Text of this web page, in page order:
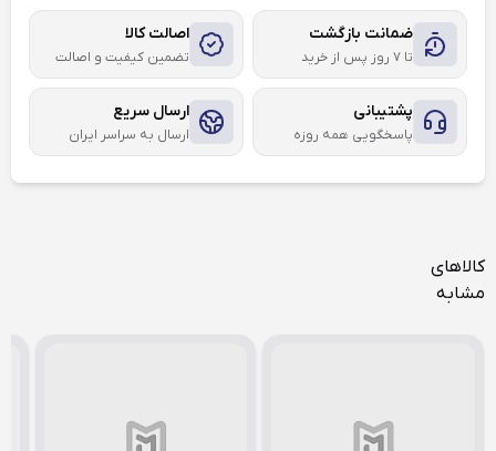
ضمانت بازگشت
تا ۷ روز پس از خرید
اصالت کالا
تضمین کیفیت و اصالت
پشتیبانی
پاسخگویی همه روزه
ارسال سریع
ارسال به سراسر ایران
کالاهای
مشابه